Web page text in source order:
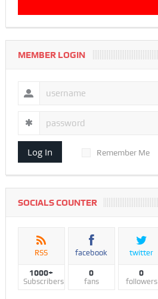
MEMBER LOGIN
Log In Remember Me
SOCIALS COUNTER
RSS
1000+
Subscribers
facebook
0
fans
twitter
0
followers